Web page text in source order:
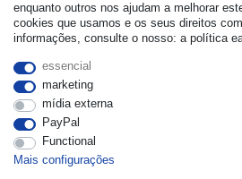
© Copyright 2026 | Todos os direitos
reserved. Prices incl. VAT. 19% VAT Basic
| * Applies to deliveries to the UK!
enquanto outros nos ajudam a melhorar
cookies que usamos e os seus direitos
informações, consulte o nosso: a política
essencial
marketing
mídia externa
PayPal
Functional
Mais configurações